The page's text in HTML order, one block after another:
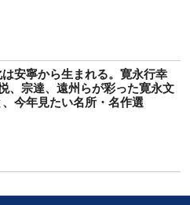
安寧から生まれる。寛永行幸
、宗達、遠州らが彩った寛永文
今年見たい名所・名作選